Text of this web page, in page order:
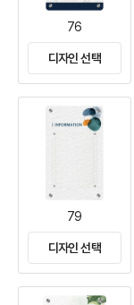
76
디자인 선택
79
디자인 선택